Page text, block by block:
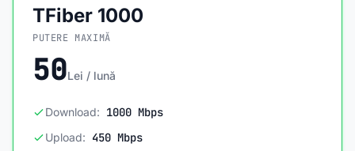
TFiber 1000
PUTERE MAXIMĂ
50Lei / lună
Download: 1000 Mbps
Upload: 450 Mbps